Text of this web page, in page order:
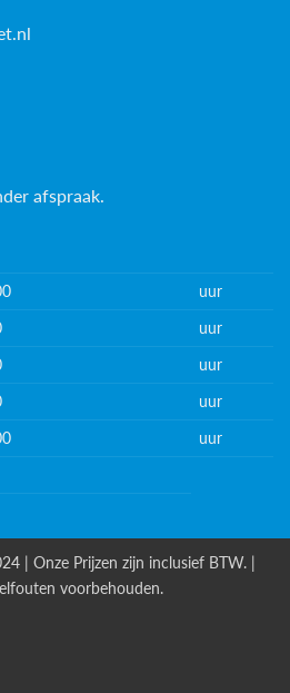
afspraak.
uur
uur
uur
uur
uur
| Onze Prijzen zijn inclusief BTW. |
voorbehouden.